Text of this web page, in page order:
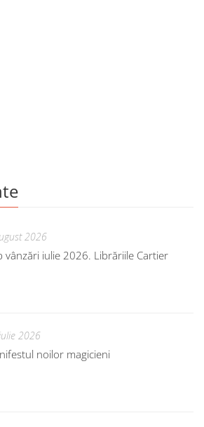
2026
vânzări iulie 2026. Librăriile Cartier
2026
noilor magicieni